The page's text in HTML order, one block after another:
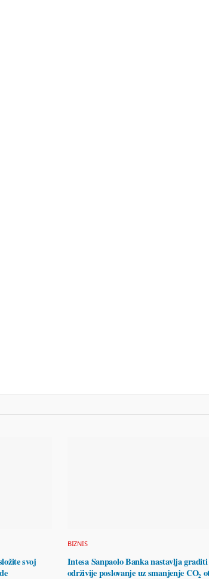
svoj
BIZNIS
Intesa Sanpaolo Banka nastavlja graditi
održivije poslovanje uz smanjenje CO₂